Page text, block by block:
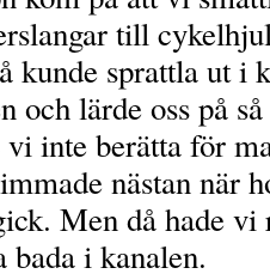
till
kunde sprattla ut i
och lärde oss på
inte berätta för
nästan när
Men då hade
i kanalen.